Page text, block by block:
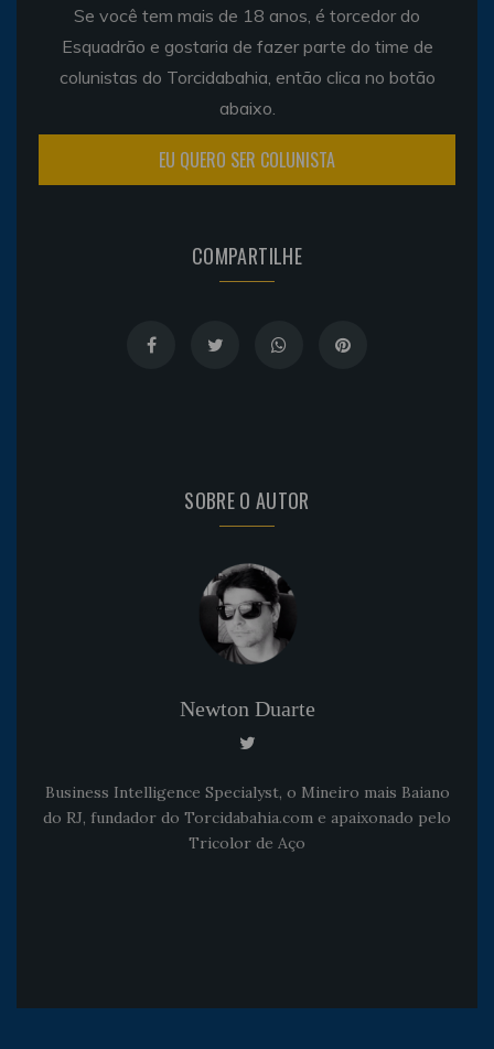
Se você tem mais de 18 anos, é torcedor do
Esquadrão e gostaria de fazer parte do time de
colunistas do Torcidabahia, então clica no botão
abaixo.
EU QUERO SER COLUNISTA
COMPARTILHE
SOBRE O AUTOR
Newton Duarte
Business Intelligence Specialyst, o Mineiro mais Baiano
do RJ, fundador do Torcidabahia.com e apaixonado pelo
Tricolor de Aço